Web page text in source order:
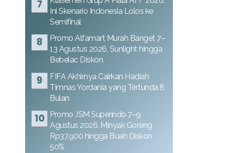
Ini Skenario Indonesia Lolos ke
Semifinal
Promo Alfamart Murah Banget 7–
13 Agustus 2026, Sunlight hingga
Bebelac Diskon
FIFA Akhirnya Cairkan Hadiah
Timnas Yordania yang Tertunda 8
Bulan
Promo JSM Superindo 7–9
Agustus 2026, Minyak Goreng
Rp37.900 hingga Buah Diskon
50%